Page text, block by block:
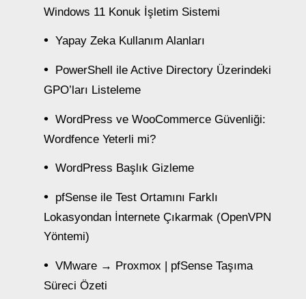
Windows 11 Konuk İşletim Sistemi
Yapay Zeka Kullanım Alanları
PowerShell ile Active Directory Üzerindeki
GPO’ları Listeleme
WordPress ve WooCommerce Güvenliği:
Wordfence Yeterli mi?
WordPress Başlık Gizleme
pfSense ile Test Ortamını Farklı
Lokasyondan İnternete Çıkarmak (OpenVPN
Yöntemi)
VMware → Proxmox | pfSense Taşıma
Süreci Özeti